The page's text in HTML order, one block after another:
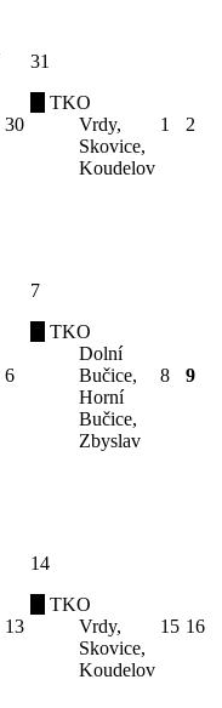
30
31
TKO
Vrdy,
Skovice,
Koudelov
1 2
6
7
TKO
Dolní
Bučice,
Horní
Bučice,
Zbyslav
8 9
13
14
TKO
Vrdy,
Skovice,
Koudelov
15 16